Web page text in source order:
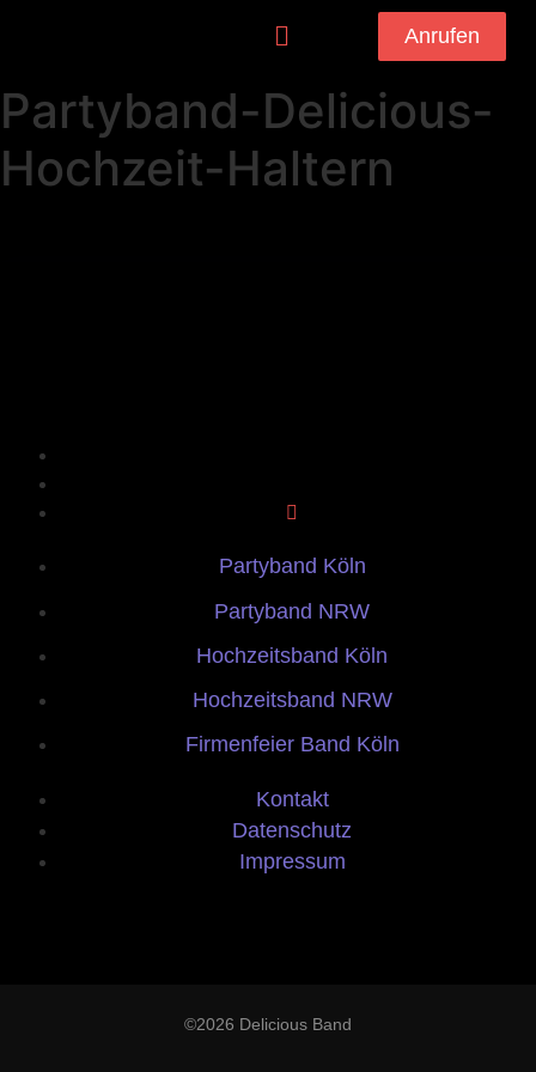
Anrufen
Partyband-Delicious-
Hochzeit-Haltern
Partyband Köln
Partyband NRW
Hochzeitsband Köln
Hochzeitsband NRW
Firmenfeier Band Köln
Kontakt
Datenschutz
Impressum
©2026 Delicious Band